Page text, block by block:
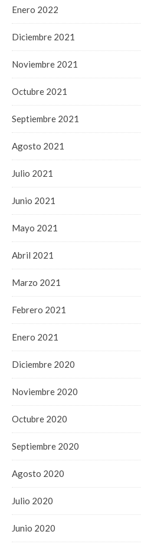
Enero 2022
Diciembre 2021
Noviembre 2021
Octubre 2021
Septiembre 2021
Agosto 2021
Julio 2021
Junio 2021
Mayo 2021
Abril 2021
Marzo 2021
Febrero 2021
Enero 2021
Diciembre 2020
Noviembre 2020
Octubre 2020
Septiembre 2020
Agosto 2020
Julio 2020
Junio 2020